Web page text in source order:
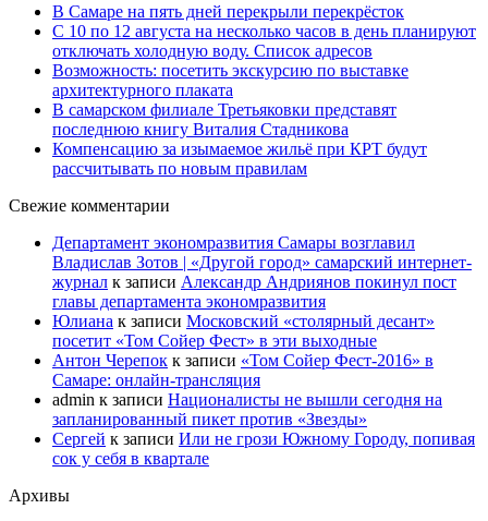
В Самаре на пять дней перекрыли перекрёсток
С 10 по 12 августа на несколько часов в день планируют
отключать холодную воду. Список адресов
Возможность: посетить экскурсию по выставке
архитектурного плаката
В самарском филиале Третьяковки представят
последнюю книгу Виталия Стадникова
Компенсацию за изымаемое жильё при КРТ будут
рассчитывать по новым правилам
Свежие комментарии
Департамент экономразвития Самары возглавил
Владислав Зотов | «Другой город» самарский интернет-
журнал к записи Александр Андриянов покинул пост
главы департамента экономразвития
Юлиана к записи Московский «столярный десант»
посетит «Том Сойер Фест» в эти выходные
Антон Черепок к записи «Том Сойер Фест-2016» в
Самаре: онлайн-трансляция
admin к записи Националисты не вышли сегодня на
запланированный пикет против «Звезды»
Сергей к записи Или не грози Южному Городу, попивая
сок у себя в квартале
Архивы